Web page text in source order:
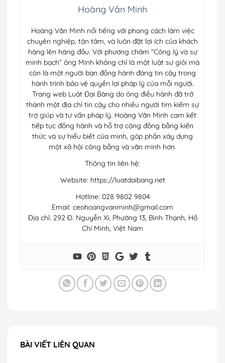
Hoàng Văn Minh
Hoàng Văn Minh nổi tiếng với phong cách làm việc
chuyên nghiệp, tận tâm, và luôn đặt lợi ích của khách
hàng lên hàng đầu. Với phương châm “Công lý và sự
minh bạch” ông Minh không chỉ là một luật sư giỏi mà
còn là một người bạn đồng hành đáng tin cậy trong
hành trình bảo vệ quyền lợi pháp lý của mỗi người.
Trang web Luật Đại Bàng do ông điều hành đã trở
thành một địa chỉ tin cậy cho nhiều người tìm kiếm sự
trợ giúp và tư vấn pháp lý. Hoàng Văn Minh cam kết
tiếp tục đồng hành và hỗ trợ cộng đồng bằng kiến
thức và sự hiểu biết của mình, góp phần xây dựng
một xã hội công bằng và văn minh hơn.
Thông tin liên hệ:
Website: https://luatdaibang.net
Hotline: 028 9802 9804
Email: ceohoangvanminh@gmail.com
Địa chỉ: 292 Đ. Nguyễn Xí, Phường 13, Bình Thạnh, Hồ
Chí Minh, Việt Nam
BÀI VIẾT LIÊN QUAN